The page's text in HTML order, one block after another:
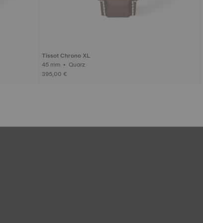
Tissot Chrono XL
45 mm • Quarz
395,00 €